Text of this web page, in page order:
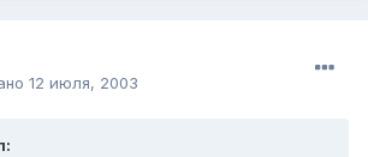
12 июля, 2003